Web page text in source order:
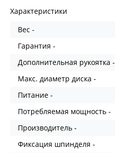
Характеристики
Вес -
Гарантия -
Дополнительная рукоятка -
Макс. диаметр диска -
Питание -
Потребляемая мощность -
Производитель -
Фиксация шпинделя -